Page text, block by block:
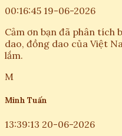
00:16:45 19-06-2026
Cảm ơn bạn đã phân tích
dao, đồng dao của Việt
lắm.
M
Minh Tuấn
13:39:13 20-06-2026